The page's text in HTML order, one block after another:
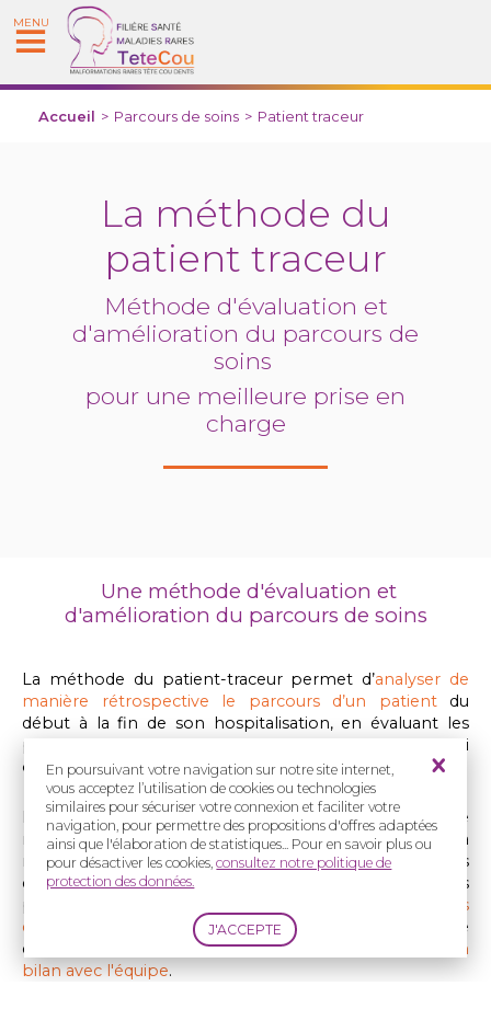
En poursuivant votre navigation sur notre site internet,
vous acceptez l’utilisation de cookies ou technologies
similaires pour sécuriser votre connexion et faciliter votre
navigation, pour permettre des propositions d'offres adaptées
ainsi que l'élaboration de statistiques... Pour en savoir plus ou
pour désactiver les cookies,consultez notre politique de
protection des données.
MENU
Accueil > Parcours de soins > Patient traceur
La méthode du
patient traceur
Méthode d'évaluation et
d'amélioration du parcours de
soins
pour une meilleure prise en
charge
Une méthode d'évaluation et
d'amélioration du parcours de soins
La méthode du patient-traceur permet d’analyser de
manière rétrospective le parcours d’un patientdu
début à la fin de son hospitalisation, en évaluant les
processus de soins, les organisations et les systèmes qui
ont concourus à sa prise en charge.
En pratique, lorsqu'une équipe de soins va décider de
mettre en place la méthode du patient traceur, elle va
nommer un ou plusieurs auditeurs ayant pour missions
de reprendre l'ensemble du parcours de quelques
patients en
étudiant l'ensemble des éléments de leurs
dossiers médicaux
(pour l'épisode de prise en charge
étudié), en
échangeant avec les patients
faisant un
bilan avec l'équipe.